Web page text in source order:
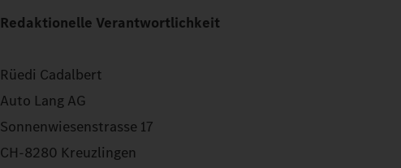
Redaktionelle Verantwortlichkeit
Rüedi Cadalbert
Auto Lang AG
Sonnenwiesenstrasse 17
CH-8280 Kreuzlingen